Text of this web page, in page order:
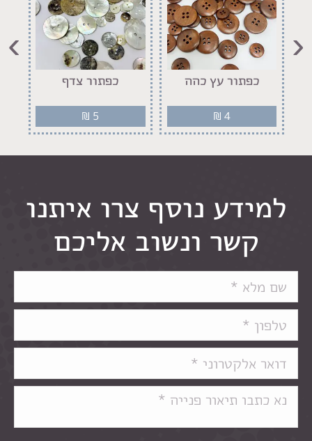
כפתור עץ כהה
₪ 4
כפתור צדף
₪ 5
‹
›
למידע נוסף צרו איתנו
קשר ונשוב אליכם